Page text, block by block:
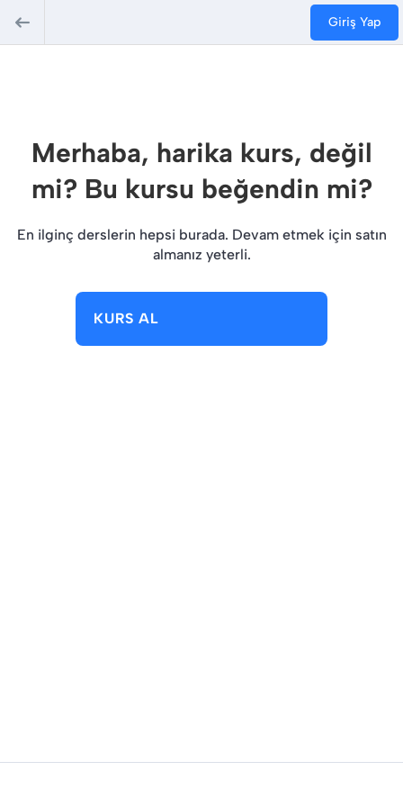
Giriş Yap
Merhaba, harika kurs, değil
mi? Bu kursu beğendin mi?
En ilginç derslerin hepsi burada. Devam etmek için satın
almanız yeterli.
KURS AL